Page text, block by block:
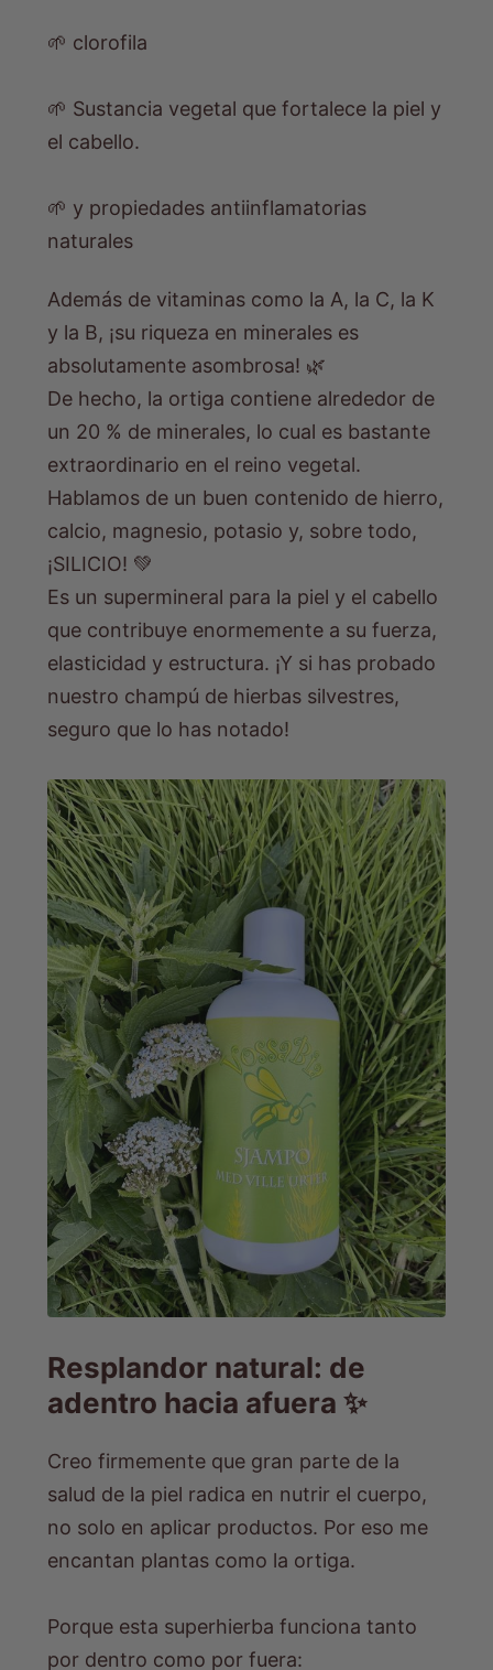
🌱 clorofila
🌱 Sustancia vegetal que fortalece la piel y
el cabello.
🌱 y propiedades antiinflamatorias
naturales
Además de vitaminas como la A, la C, la K
y la B, ¡su riqueza en minerales es
absolutamente asombrosa! 🌿
De hecho, la ortiga contiene alrededor de
un 20 % de minerales, lo cual es bastante
extraordinario en el reino vegetal.
Hablamos de un buen contenido de hierro,
calcio, magnesio, potasio y, sobre todo,
¡SILICIO! 💚
Es un supermineral para la piel y el cabello
que contribuye enormemente a su fuerza,
elasticidad y estructura. ¡Y si has probado
nuestro champú de hierbas silvestres,
seguro que lo has notado!
Resplandor natural: de
adentro hacia afuera ✨
Creo firmemente que gran parte de la
salud de la piel radica en nutrir el cuerpo,
no solo en aplicar productos. Por eso me
encantan plantas como la ortiga.
Porque esta superhierba funciona tanto
por dentro como por fuera: